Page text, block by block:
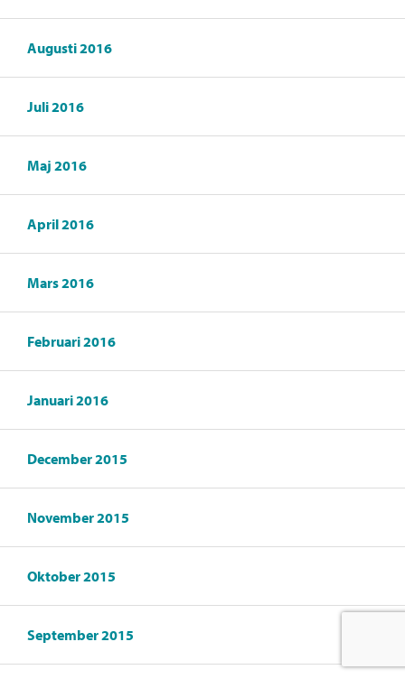
Augusti 2016
Juli 2016
Maj 2016
April 2016
Mars 2016
Februari 2016
Januari 2016
December 2015
November 2015
Oktober 2015
September 2015